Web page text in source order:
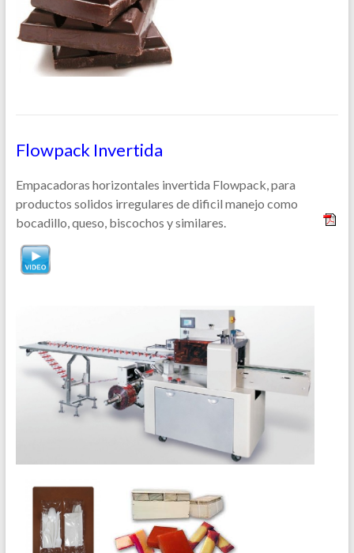
Flowpack Invertida
Empacadoras horizontales invertida Flowpack, para
productos solidos irregulares de dificil manejo como
bocadillo, queso, biscochos y similares.